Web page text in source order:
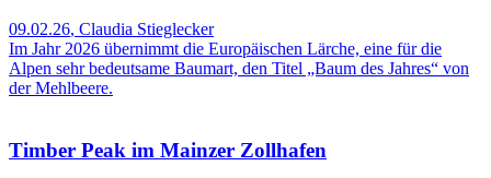
09.02.26, Claudia Stieglecker
Im Jahr 2026 übernimmt die Europäischen Lärche, eine für die
Alpen sehr bedeutsame Baumart, den Titel „Baum des Jahres“ von
der Mehlbeere.
Timber Peak im Mainzer Zollhafen